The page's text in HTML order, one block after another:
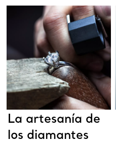
La artesanía de
los diamantes